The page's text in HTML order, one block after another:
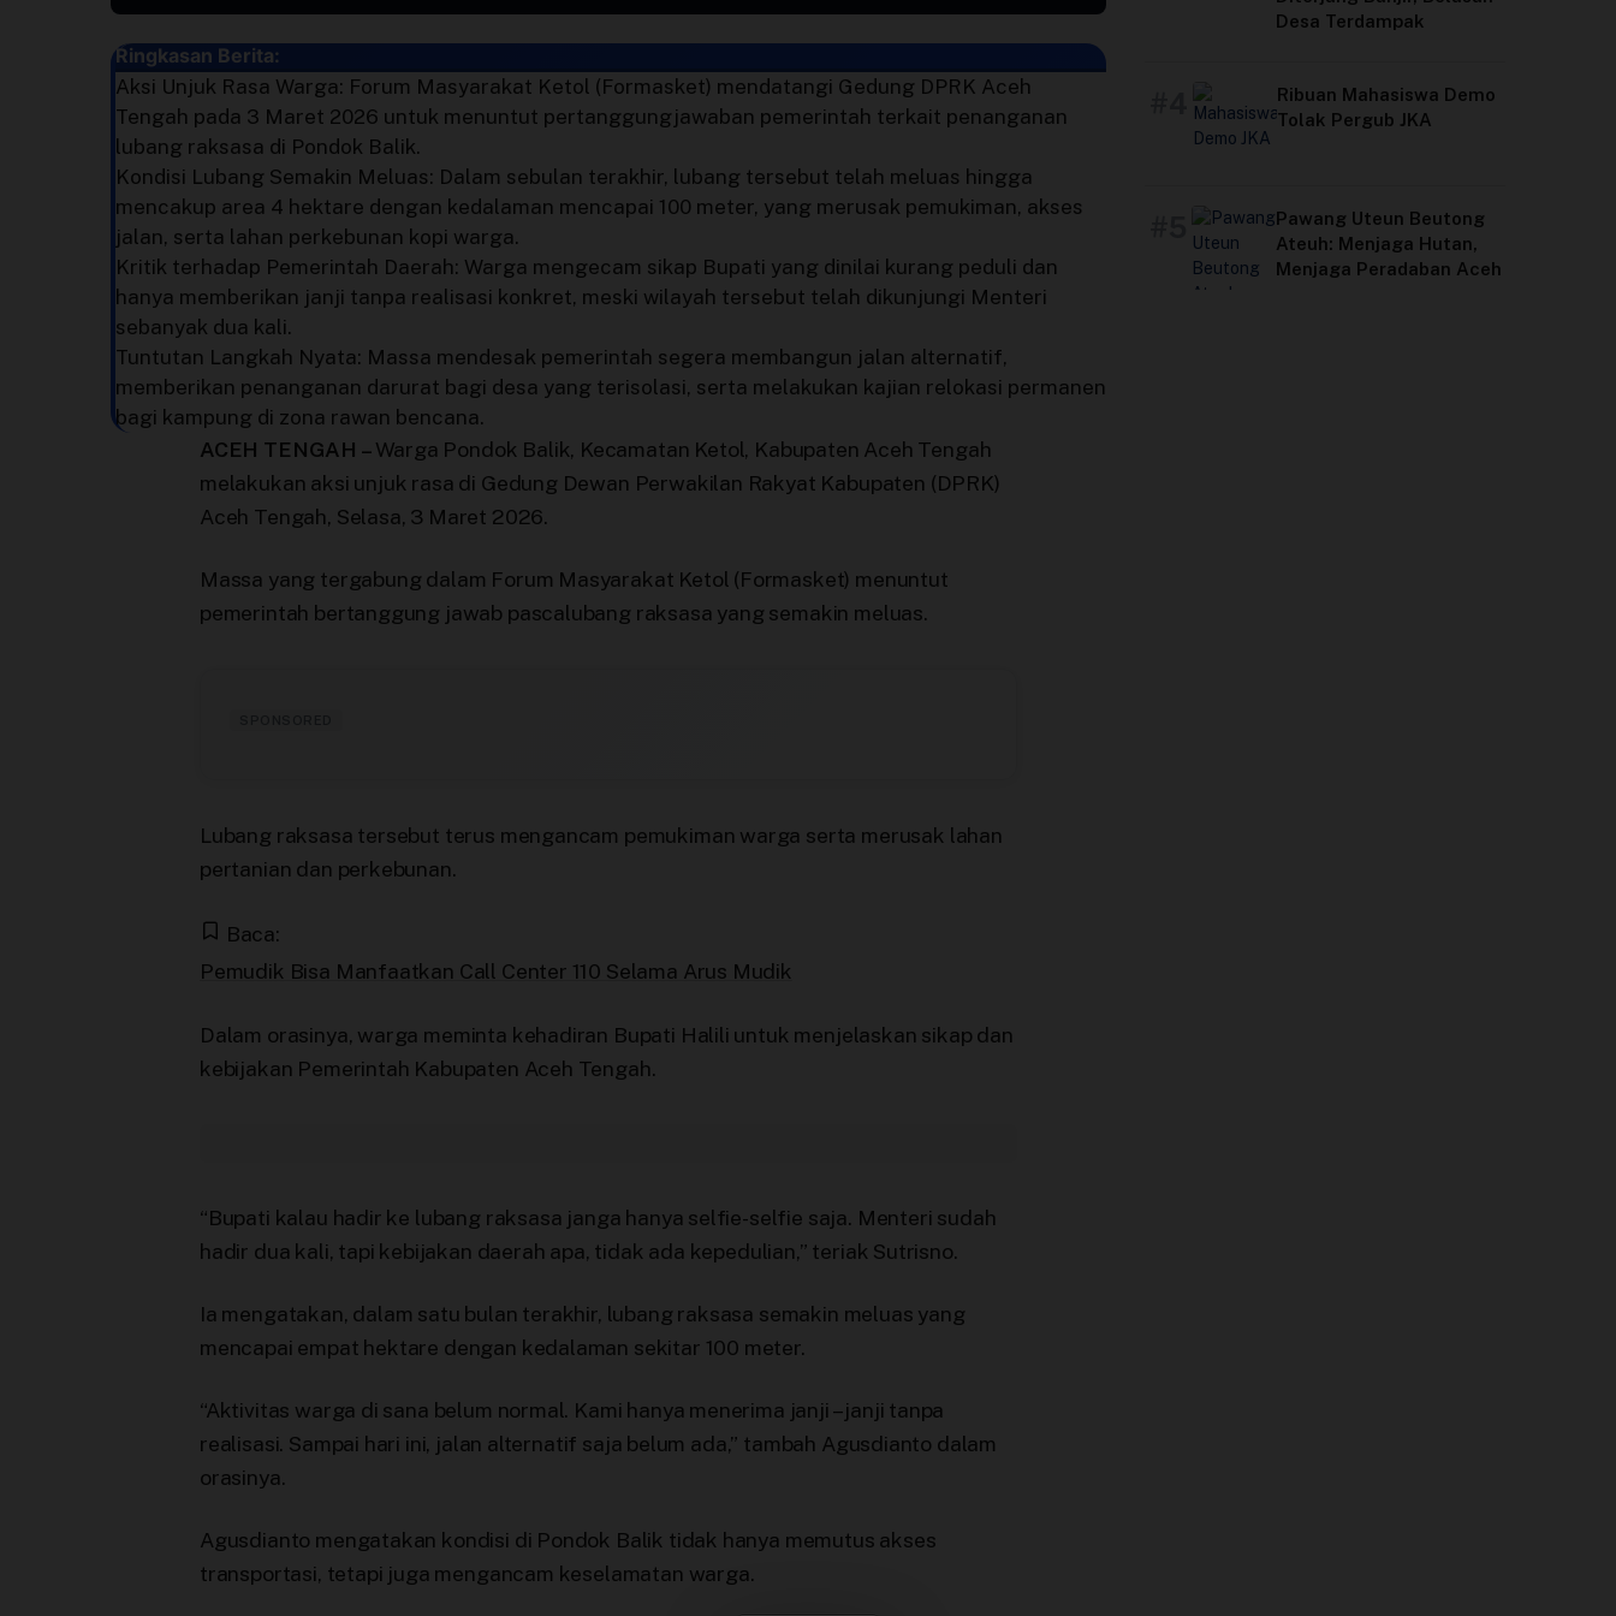
Sistem Redaksi
Sistem Redaksi
Surat Masuk
Baca Surat
Tambah Kontributor
Ringkasan Berita:
Aksi Unjuk Rasa Warga: Forum Masyarakat Ketol (Formasket) mendatangi Gedung DPRK Aceh
Tengah pada 3 Maret 2026 untuk menuntut pertanggungjawaban pemerintah terkait penanganan
lubang raksasa di Pondok Balik.
Kondisi Lubang Semakin Meluas: Dalam sebulan terakhir, lubang tersebut telah meluas hingga
mencakup area 4 hektare dengan kedalaman mencapai 100 meter, yang merusak pemukiman, akses
jalan, serta lahan perkebunan kopi warga.
Kritik terhadap Pemerintah Daerah: Warga mengecam sikap Bupati yang dinilai kurang peduli dan
hanya memberikan janji tanpa realisasi konkret, meski wilayah tersebut telah dikunjungi Menteri
sebanyak dua kali.
Tuntutan Langkah Nyata: Massa mendesak pemerintah segera membangun jalan alternatif,
memberikan penanganan darurat bagi desa yang terisolasi, serta melakukan kajian relokasi permanen
bagi kampung di zona rawan bencana.
ACEH TENGAH –Warga Pondok Balik, Kecamatan Ketol, Kabupaten Aceh Tengah
melakukan aksi unjuk rasa di Gedung Dewan Perwakilan Rakyat Kabupaten (DPRK)
Aceh Tengah, Selasa, 3 Maret 2026.
Massa yang tergabung dalam Forum Masyarakat Ketol (Formasket) menuntut
pemerintah bertanggung jawab pascalubang raksasa yang semakin meluas.
Lubang raksasa tersebut terus mengancam pemukiman warga serta merusak lahan
pertanian dan perkebunan.
Baca:
Pemudik Bisa Manfaatkan Call Center 110 Selama Arus Mudik
Dalam orasinya, warga meminta kehadiran Bupati Halili untuk menjelaskan sikap dan
kebijakan Pemerintah Kabupaten Aceh Tengah.
“Bupati kalau hadir ke lubang raksasa janga hanya selfie-selfie saja. Menteri sudah
hadir dua kali, tapi kebijakan daerah apa, tidak ada kepedulian,” teriak Sutrisno.
Ia mengatakan, dalam satu bulan terakhir, lubang raksasa semakin meluas yang
mencapai empat hektare dengan kedalaman sekitar 100 meter.
“Aktivitas warga di sana belum normal. Kami hanya menerima janji – janji tanpa
realisasi. Sampai hari ini, jalan alternatif saja belum ada,” tambah Agusdianto dalam
orasinya.
Agusdianto mengatakan kondisi di Pondok Balik tidak hanya memutus akses
transportasi, tetapi juga mengancam keselamatan warga.
Desa Terdampak
Ribuan Mahasiswa Demo
Tolak Pergub JKA
Pawang Uteun Beutong
Ateuh: Menjaga Hutan,
Menjaga Peradaban Aceh